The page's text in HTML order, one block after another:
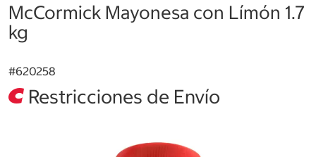
McCormick Mayonesa con Límón 1.7
kg
#620258
Restricciones de Envío